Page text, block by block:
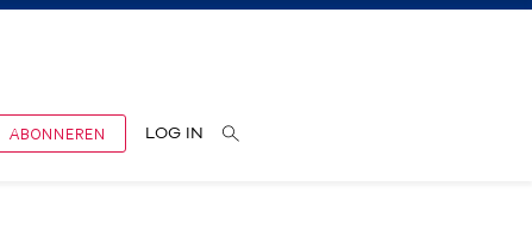
ABONNEREN LOG IN